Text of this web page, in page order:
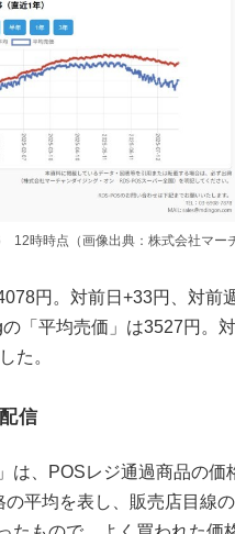
時時点（画像出典：株式会社マー
円。対前日+33円、対前
「平均売価」は3527円。
た。
信
は、POSレジ通過商品の価
平均を表し、販売店目線の